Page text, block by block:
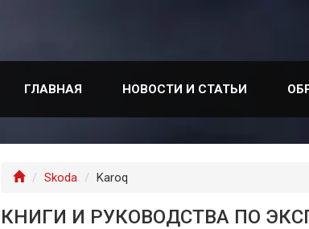
ГЛАВНАЯ НОВОСТИ И СТАТЬИ
Главная
Skoda Karoq
КНИГИ И РУКОВОДСТВА ПО